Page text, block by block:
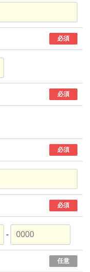
必須
必須
必須
必須
-
任意